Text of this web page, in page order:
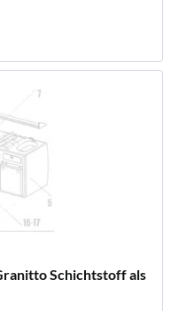
Schichtstoff als